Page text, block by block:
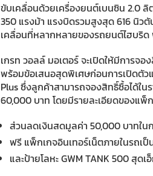
ขับเคลื่อนด้วยเครื่องยนต์เบนซิน 2.0 ลิ
350 แรงม้า แรงบิดรวมสูงสุด 616 นิว
เคลื่อนที่หลากหลายของรถยนต์ไฮบริด
เกรท วอลล์ มอเตอร์ จะเปิดให้มีการจ
พร้อมข้อเสนอสุดพิเศษก่อนการเปิดตัว
Plus ซึ่งลูกค้าสามารถจองสิทธิ์ซื้อได้ใ
60,000 บาท โดยมีรายละเอียดของแพ็
ส่วนลดเงินสดมูลค่า 50,000 บาทใน
ฟรี แพ็กเกจอินเทอร์เน็ตภายในรถเป็น
และป้ายโลหะ GWM TANK 500 สุ